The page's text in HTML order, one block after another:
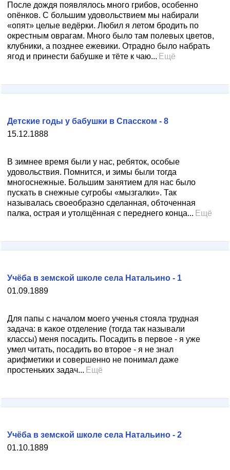
После дождя появлялось много грибов, особенно
опёнков. С большим удовольствием мы набирали
«опят» целые ведёрки. Любил я летом бродить по
окрестным оврагам. Много было там полевых цветов,
клубники, а позднее ежевики. Отрадно было набрать
ягод и принести бабушке и тёте к чаю... Ещё
15.12.1888
Детские годы у бабушки в Спасском - 8
В зимнее время были у нас, ребяток, особые
удовольствия. Помнится, и зимы были тогда
многоснежные. Большим занятием для нас было
пускать в снежные сугробы «мызгалки». Так
называлась своеобразно сделанная, обточенная
палка, острая и утолщённая с переднего конца... Ещё
01.09.1889
Учёба в земской школе села Натальино - 1
Для папы с началом моего ученья стояла трудная
задача: в какое отделение (тогда так называли
классы) меня посадить. Посадить в первое - я уже
умел читать, посадить во второе - я не знал
арифметики и совершенно не понимал даже
простеньких задач... Ещё
01.10.1889
Учёба в земской школе села Натальино - 2